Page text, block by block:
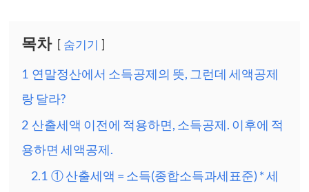
목차 숨기기
1 연말정산에서 소득공제의 뜻, 그런데 세액공제
랑 달라?
2 산출세액 이전에 적용하면, 소득공제. 이후에 적
용하면 세액공제.
2.1 ① 산출세액 = 소득(종합소득과세표준) * 세